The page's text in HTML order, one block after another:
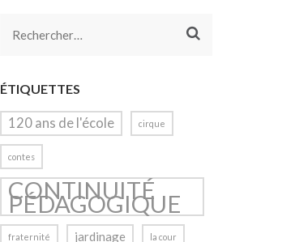
Rechercher :
ÉTIQUETTES
120 ans de l'école cirque
contes
CONTINUITÉ
PÉDAGOGIQUE
fraternité jardinage la cour